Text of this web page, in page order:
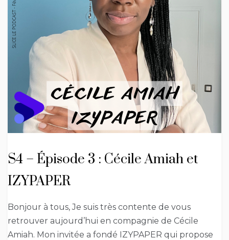
S4 – Épisode 3 : Cécile Amiah et
IZYPAPER
Bonjour à tous, Je suis très contente de vous
retrouver aujourd’hui en compagnie de Cécile
Amiah. Mon invitée a fondé IZYPAPER qui propose